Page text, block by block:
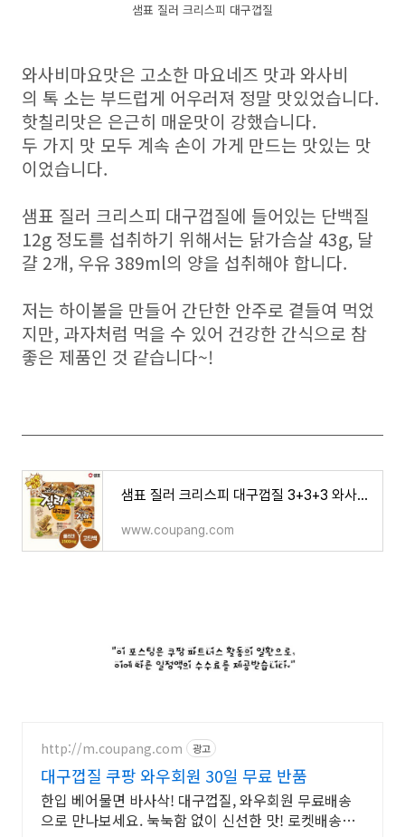
샘표 질러 크리스피 대구껍질
와사비마요맛은 고소한 마요네즈 맛과 와사비
의 톡 소는 부드럽게 어우러져 정말 맛있었습니다.
핫칠리맛은 은근히 매운맛이 강했습니다.
두 가지 맛 모두 계속 손이 가게 만드는 맛있는 맛
이었습니다.
샘표 질러 크리스피 대구껍질에 들어있는 단백질
12g 정도를 섭취하기 위해서는 닭가슴살 43g, 달
걀 2개, 우유 389ml의 양을 섭취해야 합니다.
저는 하이볼을 만들어 간단한 안주로 곁들여 먹었
지만, 과자처럼 먹을 수 있어 건강한 간식으로 참
좋은 제품인 것 같습니다~!
샘표 질러 크리스피 대구껍질 3+3+3 와사비마요 사워크림 핫칠리, 3.크리스피 대구껍...
www.coupang.com
http://m.coupang.com 광고
대구껍질 쿠팡 와우회원 30일 무료 반품
한입 베어물면 바사삭! 대구껍질, 와우회원 무료배송
으로 만나보세요. 눅눅함 없이 신선한 맛! 로켓배송으